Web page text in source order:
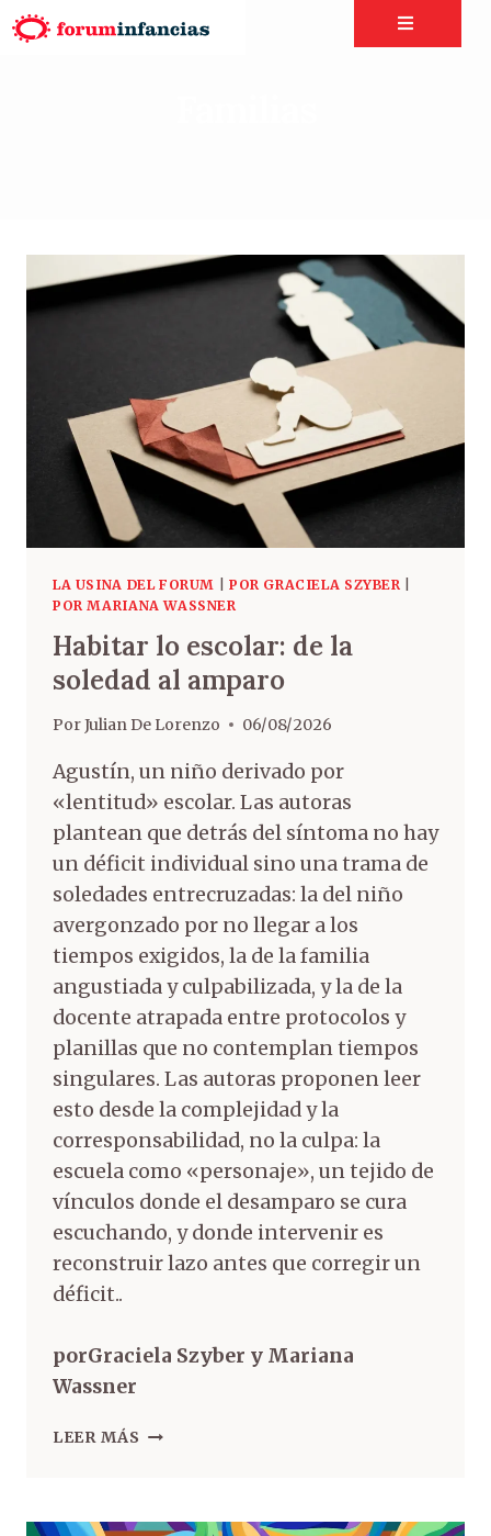
LA USINA DEL FORUM POR GRACIELA SZYBER
POR MARIANA WASSNER
Habitar lo escolar: de la
soledad al amparo
PorJulian De Lorenzo 06/08/2026
Agustín, un niño derivado por
«lentitud» escolar. Las autoras
plantean que detrás del síntoma no hay
un déficit individual sino una trama de
soledades entrecruzadas: la del niño
avergonzado por no llegar a los
tiempos exigidos, la de la familia
angustiada y culpabilizada, y la de la
docente atrapada entre protocolos y
planillas que no contemplan tiempos
singulares. Las autoras proponen leer
esto desde la complejidad y la
corresponsabilidad, no la culpa: la
escuela como «personaje», un tejido de
vínculos donde el desamparo se cura
escuchando, y donde intervenir es
reconstruir lazo antes que corregir un
déficit..
porGraciela Szyber y Mariana
Wassner
LEER MÁS